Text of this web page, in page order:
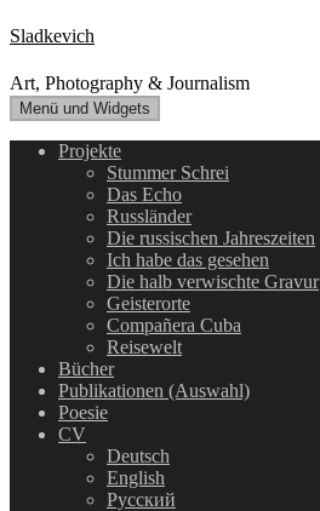
Zum
Inhalt
springen
Sladkevich
Art, Photography & Journalism
Menü und Widgets
Projekte
Stummer Schrei
Das Echo
Russländer
Die russischen Jahreszeiten
Ich habe das gesehen
Die halb verwischte Gravur
Geisterorte
Compañera Cuba
Reisewelt
Bücher
Publikationen (Auswahl)
Poesie
CV
Deutsch
English
Русский